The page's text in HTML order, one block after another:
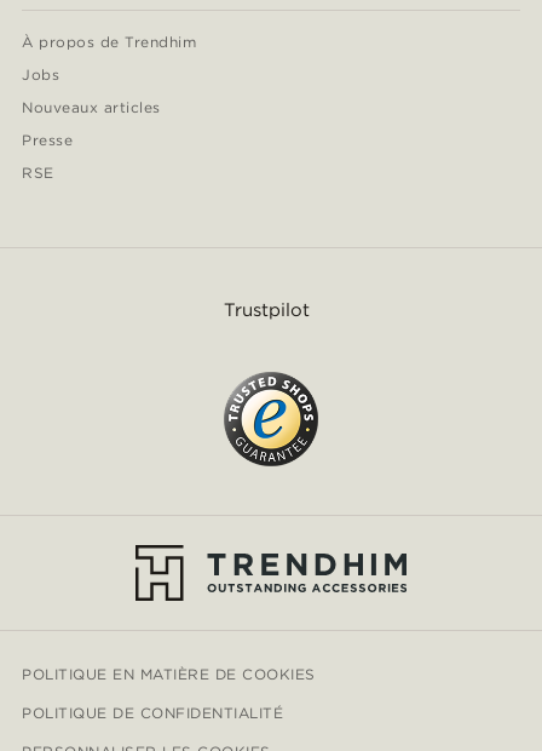
À propos de Trendhim
Jobs
Nouveaux articles
Presse
RSE
Trustpilot
POLITIQUE EN MATIÈRE DE COOKIES
POLITIQUE DE CONFIDENTIALITÉ